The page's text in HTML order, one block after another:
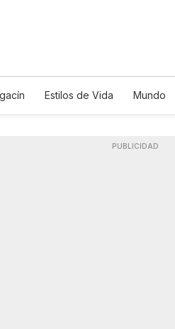
Estilos de Vida
Mundo
PUBLICIDAD